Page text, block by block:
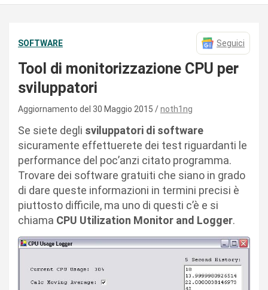
SOFTWARE Seguici
Tool di monitorizzazione CPU per
sviluppatori
Aggiornamento del 30 Maggio 2015 noth1ng
Se siete degli sviluppatori di software
sicuramente effettuerete dei test riguardanti le
performance del poc’anzi citato programma.
Trovare dei software gratuiti che siano in grado
di dare queste informazioni in termini precisi è
piuttosto difficile, ma uno di questi c’è e si
chiama CPU Utilization Monitor and Logger.